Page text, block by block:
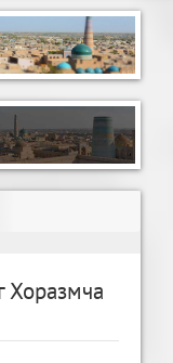
Хоразмча